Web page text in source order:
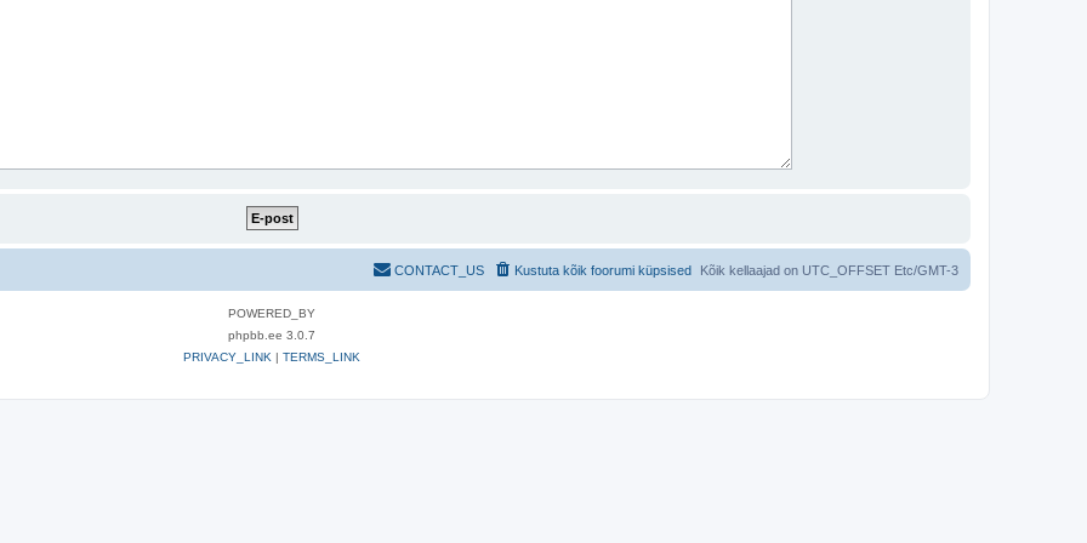
Kõik kellaajad on UTC_OFFSET Etc/GMT-3
Kustuta kõik foorumi küpsised
CONTACT_US
POWERED_BY
phpbb.ee 3.0.7
PRIVACY_LINK | TERMS_LINK